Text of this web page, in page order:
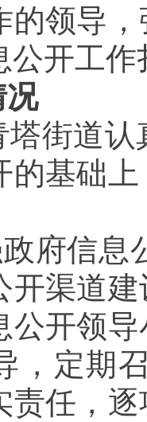
的领导
公开工
况
塔街道
的基础
府信息
开渠道
公开领
，定期
责任，